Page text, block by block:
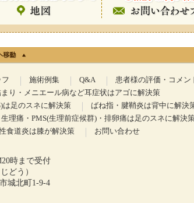
フ 施術例集 Q&A
患者様の評価・コメン
り・メニエール病など耳症状はアゴに解決策
は足のスネに解決策
ばね指・腱鞘炎は背中に解決
生理痛・PMS(生理前症候群)・排卵痛は足のスネに解決策
食道炎は膝が解決策 お問い合わせ
時まで受付
どう）
城北町1-9-4